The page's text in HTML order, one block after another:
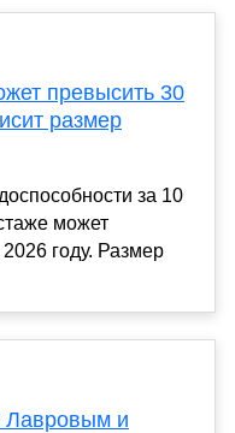
превысить 30
размер
за 10
может
году. Размер
Лавровым и